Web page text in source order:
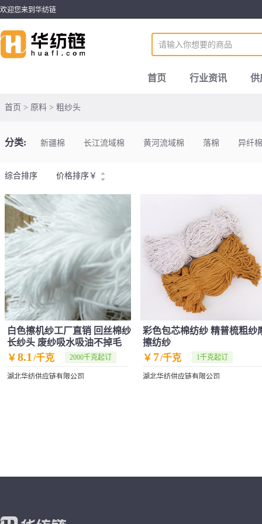
欢迎您来到华纺链
首页 行业资讯 供
首页 > 原料 > 粗纱头
分类: 新疆棉 长江流域棉 黄河流域棉 落棉 异纤棉
综合排序 价格排序 ￥
白色擦机纱工厂直销 回丝棉纱
长纱头 废纱吸水吸油不掉毛
￥ 8.1 /千克 2000千克起订
湖北华纺供应链有限公司
彩色包芯棉纺纱 精普梳粗纱
擦纺纱
￥ 7/千克 1千克起订
湖北华纺供应链有限公司